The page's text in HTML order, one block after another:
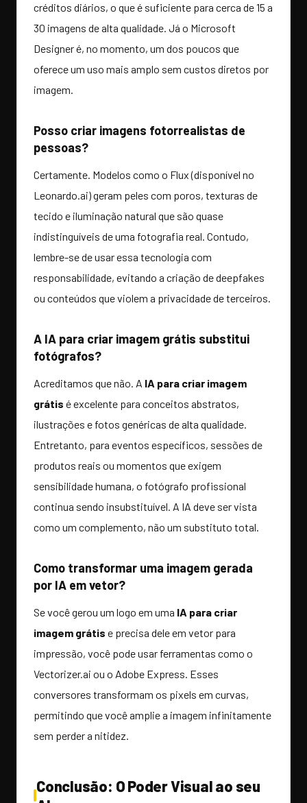
créditos diários, o que é suficiente para cerca de 15 a
30 imagens de alta qualidade. Já o Microsoft
Designer é, no momento, um dos poucos que
oferece um uso mais amplo sem custos diretos por
imagem.
Posso criar imagens fotorrealistas de
pessoas?
Certamente. Modelos como o Flux (disponível no
Leonardo.ai) geram peles com poros, texturas de
tecido e iluminação natural que são quase
indistinguíveis de uma fotografia real. Contudo,
lembre-se de usar essa tecnologia com
responsabilidade, evitando a criação de deepfakes
ou conteúdos que violem a privacidade de terceiros.
A IA para criar imagem grátis substitui
fotógrafos?
Acreditamos que não. A IA para criar imagem
grátis é excelente para conceitos abstratos,
ilustrações e fotos genéricas de alta qualidade.
Entretanto, para eventos específicos, sessões de
produtos reais ou momentos que exigem
sensibilidade humana, o fotógrafo profissional
continua sendo insubstituível. A IA deve ser vista
como um complemento, não um substituto total.
Como transformar uma imagem gerada
por IA em vetor?
Se você gerou um logo em uma IA para criar
imagem grátis e precisa dele em vetor para
impressão, você pode usar ferramentas como o
Vectorizer.ai ou o Adobe Express. Esses
conversores transformam os pixels em curvas,
permitindo que você amplie a imagem infinitamente
sem perder a nitidez.
Conclusão: O Poder Visual ao seu